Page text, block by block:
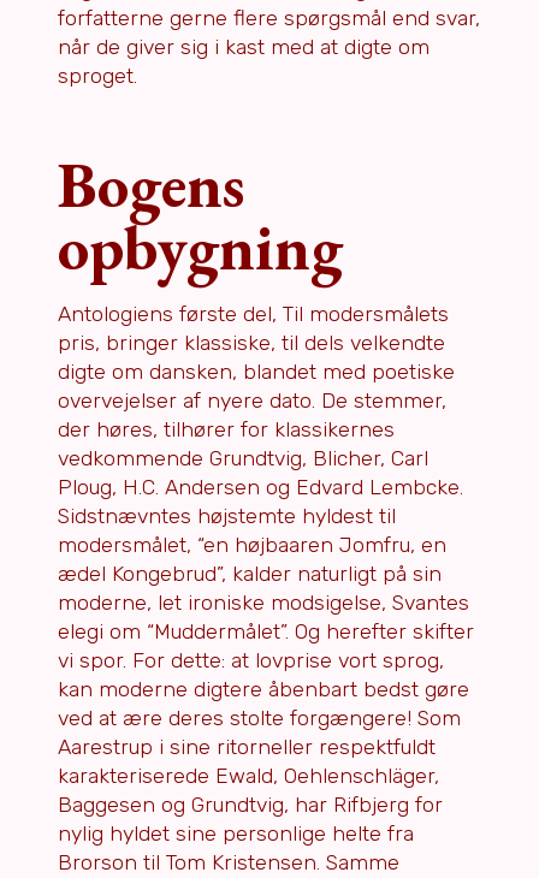
forfatterne gerne flere spørgsmål end svar,
når de giver sig i kast med at digte om
sproget.
Bogens
opbygning
Antologiens første del, Til modersmålets
pris, bringer klassiske, til dels velkendte
digte om dansken, blandet med poetiske
overvejelser af nyere dato. De stemmer,
der høres, tilhører for klassikernes
vedkommende Grundtvig, Blicher, Carl
Ploug, H.C. Andersen og Edvard Lembcke.
Sidstnævntes højstemte hyldest til
modersmålet, “en højbaaren Jomfru, en
ædel Kongebrud”, kalder naturligt på sin
moderne, let ironiske modsigelse, Svantes
elegi om “Muddermålet”. Og herefter skifter
vi spor. For dette: at lovprise vort sprog,
kan moderne digtere åbenbart bedst gøre
ved at ære deres stolte forgængere! Som
Aarestrup i sine ritorneller respektfuldt
karakteriserede Ewald, Oehlenschläger,
Baggesen og Grundtvig, har Rifbjerg for
nylig hyldet sine personlige helte fra
Brorson til Tom Kristensen. Samme